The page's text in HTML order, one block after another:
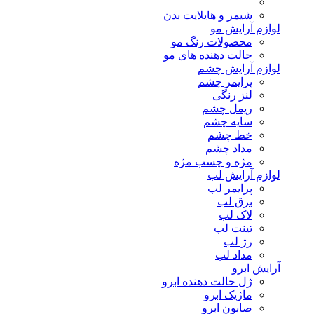
شیمر و هایلایت بدن
لوازم آرایش مو
محصولات رنگ مو
حالت دهنده های مو
لوازم آرایش چشم
پرایمر چشم
لنز رنگی
ریمل چشم
سایه چشم
خط چشم
مداد چشم
مژه و چسب مژه
لوازم آرایش لب
پرایمر لب
برق لب
لاک لب
تینت لب
رژ لب
مداد لب
آرایش ابرو
ژل حالت دهنده ابرو
ماژیک ابرو
صابون ابرو